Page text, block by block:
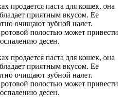
продается паста для кошек, она
приятным вкусом. Ее
очищают зубной налет.
полостью может привести
десен.
продается паста для кошек, она
приятным вкусом. Ее
очищают зубной налет.
полостью может привести
десен.